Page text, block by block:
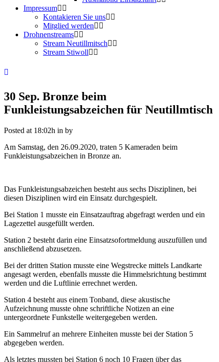
Impressum
Kontakieren Sie uns
Mitglied werden
Drohnenstreams
Stream Neutillmitsch
Stream Stiwoll
30 Sep. Bronze beim
Funkleistungsabzeichen für Neutillmtisch
Posted at 18:02h in by
Am Samstag, den 26.09.2020, traten 5 Kameraden beim
Funkleistungsabzeichen in Bronze an.
Das Funkleistungsabzeichen besteht aus sechs Disziplinen, bei
diesen Disziplinen wird ein Einsatz durchgespielt.
Bei Station 1 musste ein Einsatzauftrag abgefragt werden und ein
Lagezettel ausgefüllt werden.
Station 2 besteht darin eine Einsatzsofortmeldung auszufüllen und
anschließend abzusetzen.
Bei der dritten Station musste eine Wegstrecke mittels Landkarte
angesagt werden, ebenfalls musste die Himmelsrichtung bestimmt
werden und die Luftlinie errechnet werden.
Station 4 besteht aus einem Tonband, diese akustische
Aufzeichnung musste ohne schriftliche Notizen an eine
untergeordnete Funkstelle weitergegeben werden.
Ein Sammelruf an mehrere Einheiten musste bei der Station 5
abgegeben werden.
Als letztes mussten bei Station 6 noch 10 Fragen über das